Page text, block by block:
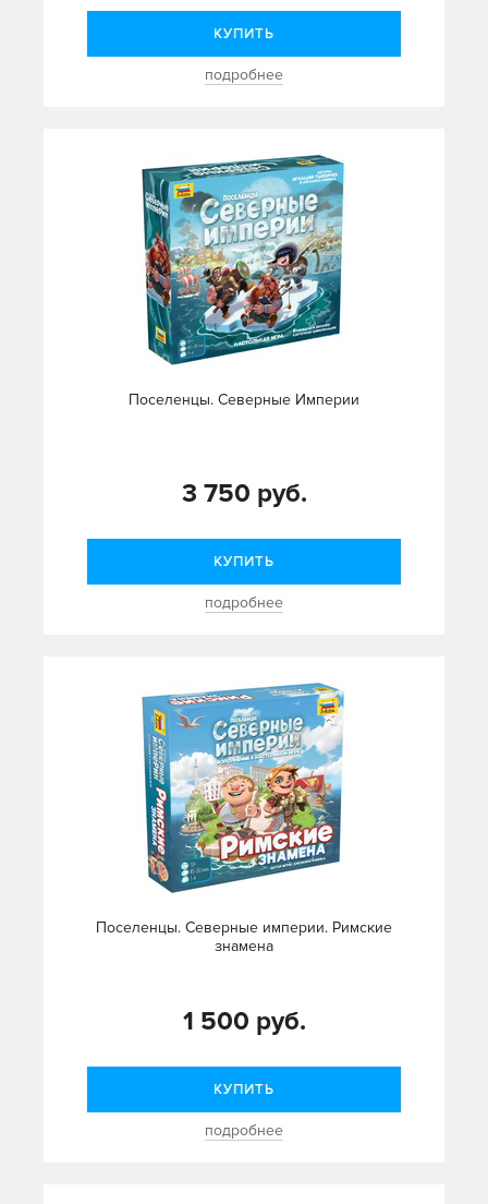
КУПИТЬ
подробнее
Поселенцы. Северные Империи
3 750 руб.
КУПИТЬ
подробнее
Поселенцы. Северные империи. Римские
знамена
1 500 руб.
КУПИТЬ
подробнее